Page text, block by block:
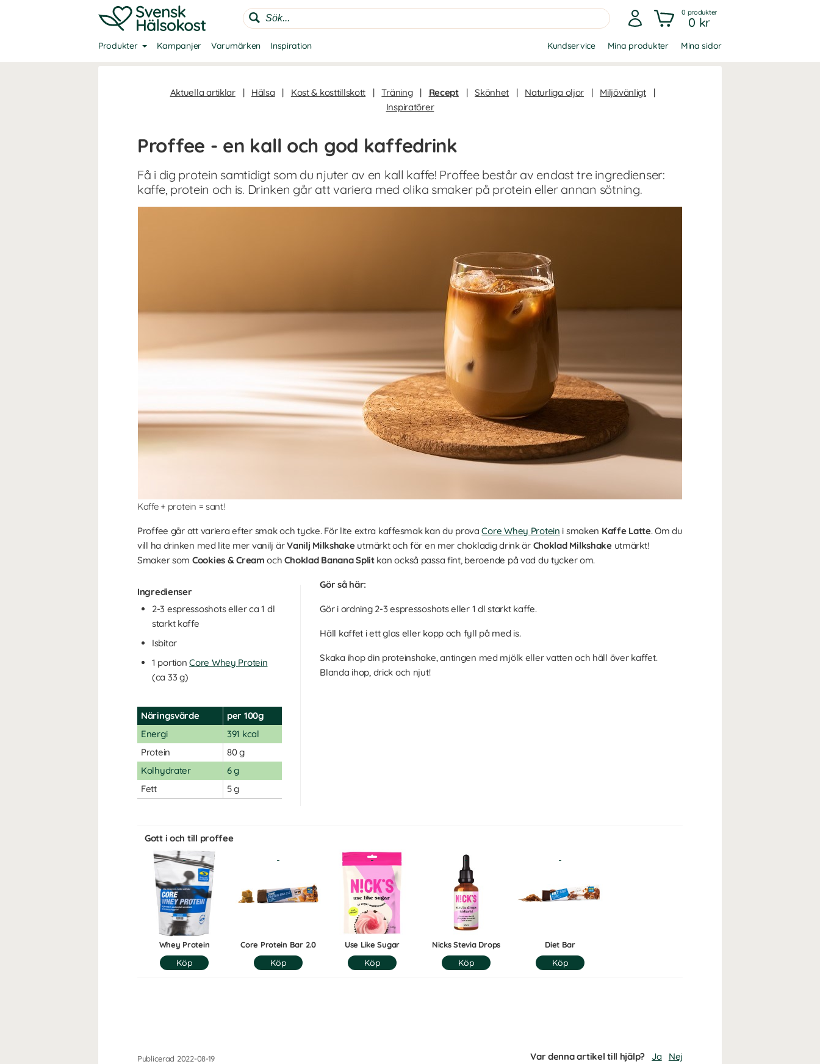
0 produkter
0 kr
Produkter Kampanjer Varumärken Inspiration Kundservice Mina produkter Mina sidor
Aktuella artiklar | Hälsa | Kost & kosttillskott | Träning | Recept | Skönhet | Naturliga oljor | Miljövänligt
|
Inspiratörer
Proffee - en kall och god kaffedrink
Få i dig protein samtidigt som du njuter av en kall kaffe! Proffee består av endast tre ingredienser:
kaffe, protein och is. Drinken går att variera med olika smaker på protein eller annan sötning.
Kaffe + protein = sant!
Proffee går att variera efter smak och tycke. För lite extra kaffesmak kan du provaCore Whey Protein i smaken Kaffe Latte. Om du
vill ha drinken med lite mer vanilj ärVanilj Milkshakeutmärkt och för en mer chokladig drink är Choklad Milkshakeutmärkt!
Smaker som Cookies & Cream ochChoklad Banana Splitkan också passa fint, beroende på vad du tycker om.
Ingredienser
2-3 espressoshots eller ca 1 dl
starkt kaffe
Isbitar
1 portionCore Whey Protein
(ca 33 g)
Näringsvärde
per 100g
Energi
391 kcal
Protein
80 g
Kolhydrater
6 g
Fett
5 g
Gör så här:
Gör i ordning 2-3 espressoshots eller 1 dl starkt kaffe.
Häll kaffet i ett glas eller kopp och fyll på med is.
Skaka ihop din proteinshake, antingen med mjölk eller vatten och häll över kaffet.
Blanda ihop, drick och njut!
Gott i och till proffee
Whey Protein Core Protein Bar 2.0 Use Like Sugar Nicks Stevia Drops Diet Bar
Publicerad 2022-08-19 Var denna artikel till hjälp? Ja Nej